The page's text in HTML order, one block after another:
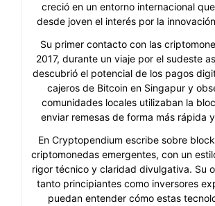
creció en un entorno internacional
desde joven el interés por la
Su primer contacto con las
2017, durante un viaje por el sudeste
descubrió el potencial de los pagos
cajeros de Bitcoin en Singapur y
comunidades locales utilizaban la
enviar remesas de forma más rápida
En Cryptopendium escribe sobre
criptomonedas emergentes, con un
rigor técnico y claridad divulgativa. Su
tanto principiantes como inversores
puedan entender cómo estas